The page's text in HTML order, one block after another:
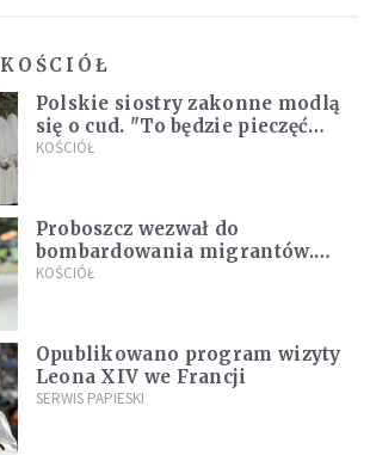
KOŚCIÓŁ
Polskie siostry zakonne modlą
się o cud. "To będzie pieczęć
Pana Boga dla naszej wiary"
KOŚCIÓŁ
Proboszcz wezwał do
bombardowania migrantów.
"Masowy ogień przeciwko
KOŚCIÓŁ
Opublikowano program wizyty
Leona XIV we Francji
SERWIS PAPIESKI